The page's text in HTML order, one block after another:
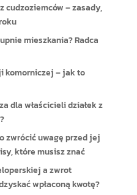
cudzoziemców – zasady,
mieszkania? Radca
komorniczej – jak to
dla właścicieli działek z
zwrócić uwagę przed jej
które musisz znać
a zwrot
wpłaconą kwotę?